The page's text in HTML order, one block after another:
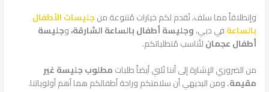
وإنطلاقاً مما سلف، نُقدم لكم خيارات مُتنوعة منجليسات الأطفال
بالساعةفي دبي،وجليسة أطفال بالساعة الشارقة،وجليسة
أطفال عجمانلتُناسب مُتطلباتكم.
من الضروري الإشارة إلى أننا نُلبي أيضاً طلباتمطلوب جليسة غير
مقيمة.ومن البديهي أن سلامتكم وراحة أطفالكم هما أهم أولوياتنا.